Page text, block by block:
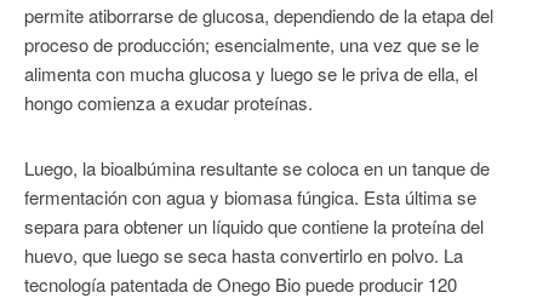
permite atiborrarse de glucosa, dependiendo de la etapa del
proceso de producción; esencialmente, una vez que se le
alimenta con mucha glucosa y luego se le priva de ella, el
hongo comienza a exudar proteínas.
Luego, la bioalbúmina resultante se coloca en un tanque de
fermentación con agua y biomasa fúngica. Esta última se
separa para obtener un líquido que contiene la proteína del
huevo, que luego se seca hasta convertirlo en polvo. La
tecnología patentada de Onego Bio puede producir 120